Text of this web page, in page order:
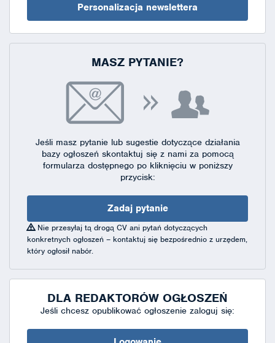
Personalizacja newslettera
MASZ PYTANIE?
Jeśli masz pytanie lub sugestie dotyczące działania
bazy ogłoszeń skontaktuj się z nami za pomocą
formularza dostępnegopo kliknięciu w poniższy
przycisk:
Zadaj pytanie
Nie przesyłaj tą drogą CV ani pytań dotyczących
konkretnych ogłoszeń – kontaktuj się bezpośrednio z urzędem,
który ogłosił nabór.
DLA REDAKTORÓW OGŁOSZEŃ
Jeśli chcesz opublikować ogłoszenie zaloguj się: